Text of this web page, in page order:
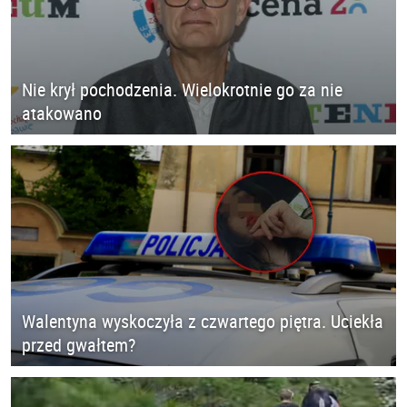
Nie krył pochodzenia. Wielokrotnie go za nie
atakowano
Walentyna wyskoczyła z czwartego piętra. Uciekła
przed gwałtem?